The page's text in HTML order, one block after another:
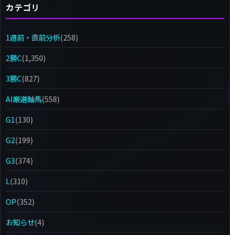
カテゴリ
1週前・直前分析(258)
2勝C(1,350)
3勝C(827)
AI厳選軸馬(558)
G1(130)
G2(199)
G3(374)
L(310)
OP(352)
お知らせ(4)